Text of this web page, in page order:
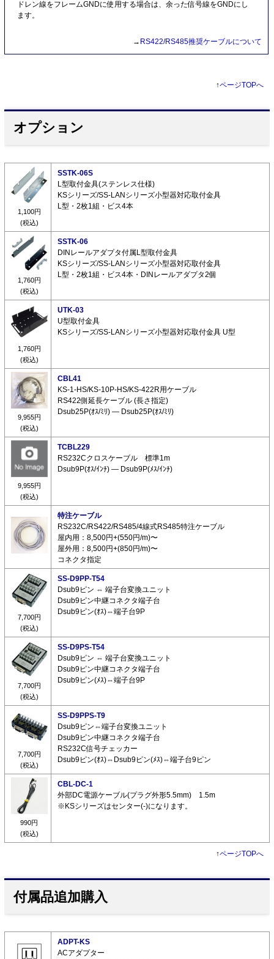
ドレン線をフレームGNDに使用する場合は、余った信号線をGNDにし
ます。
→ RS422/RS485推奨ケーブルについて
↑ページTOPへ
オプション
1,100円
(税込)
SSTK-06S
L型取付金具(ステンレス仕様)
KSシリーズ/SS-LANシリーズ小型器対応取付金具
L型・2枚1組・ビス4本
1,760円
(税込)
SSTK-06
DINレールアダプタ付属L型取付金具
KSシリーズ/SS-LANシリーズ小型器対応取付金具
L型・2枚1組・ビス4本・DINレールアダプタ2個
1,760円
(税込)
UTK-03
U型取付金具
KSシリーズ/SS-LANシリーズ小型器対応取付金具 U型
9,955円
(税込)
CBL41
KS-1-HS/KS-10P-HS/KS-422R用ケーブル
RS422側延長ケーブル (長さ指定)
Dsub25P(ｵｽ/ﾐﾘ) ― Dsub25P(ｵｽ/ﾐﾘ)
9,955円
(税込)
TCBL229
RS232Cクロスケーブル 標準1m
Dsub9P(ｵｽ/ｲﾝﾁ) ― Dsub9P(ﾒｽ/ｲﾝﾁ)
特注ケーブル
RS232C/RS422/RS485/4線式RS485特注ケーブル
屋内用：8,500円+(550円/m)〜
屋外用：8,500円+(850円/m)〜
コネクタ指定
7,700円
(税込)
SS-D9PP-T54
Dsub9ピン ⇔ 端子台変換ユニット
Dsub9ピン中継コネクタ端子台
Dsub9ピン(ｵｽ)⇔端子台9P
7,700円
(税込)
SS-D9PS-T54
Dsub9ピン ⇔ 端子台変換ユニット
Dsub9ピン中継コネクタ端子台
Dsub9ピン(ﾒｽ)⇔端子台9P
7,700円
(税込)
SS-D9PPS-T9
Dsub9ピン⇔端子台変換ユニット
Dsub9ピン中継コネクタ端子台
RS232C信号チェッカー
Dsub9ピン(ｵｽ)⇔Dsub9ピン(ﾒｽ)⇔端子台9ピン
990円
(税込)
CBL-DC-1
外部DC電源ケーブル(プラグ外形5.5mm) 1.5m
※KSシリーズはセンター(-)になります。
↑ページTOPへ
付属品追加購入
ADPT-KS
ACアダプター